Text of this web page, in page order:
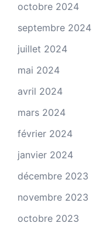
octobre 2024
septembre 2024
juillet 2024
mai 2024
avril 2024
mars 2024
février 2024
janvier 2024
décembre 2023
novembre 2023
octobre 2023